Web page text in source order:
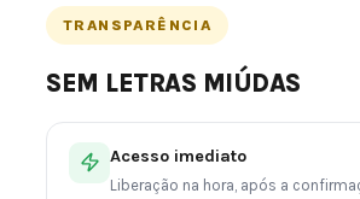
TRANSPARÊNCIA
SEM LETRAS MIÚDAS
Acesso imediato
Liberação na hora, após a